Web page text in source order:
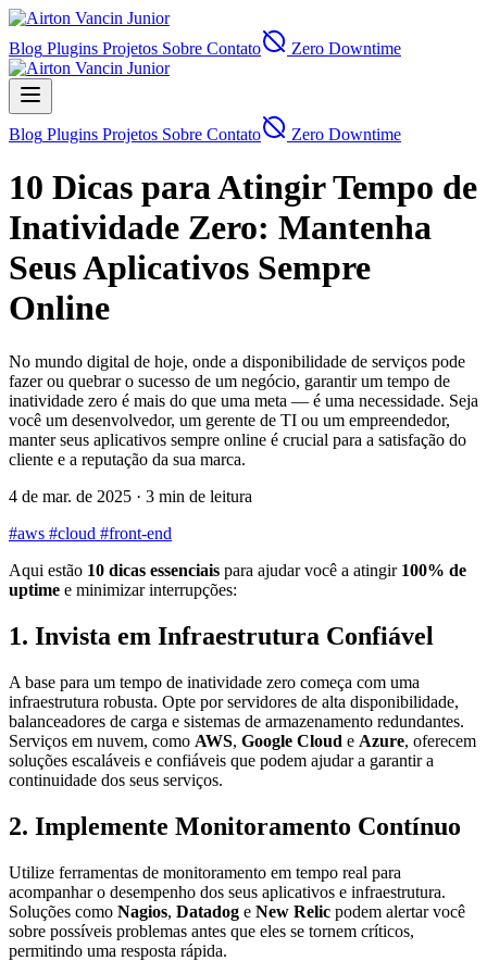
Blog Plugins Projetos Sobre Contato Zero Downtime
Blog Plugins Projetos Sobre Contato Zero Downtime
10 Dicas para Atingir Tempo de
Inatividade Zero: Mantenha
Seus Aplicativos Sempre
Online
No mundo digital de hoje, onde a disponibilidade de serviços pode
fazer ou quebrar o sucesso de um negócio, garantir um tempo de
inatividade zero é mais do que uma meta — é uma necessidade. Seja
você um desenvolvedor, um gerente de TI ou um empreendedor,
manter seus aplicativos sempre online é crucial para a satisfação do
cliente e a reputação da sua marca.
4 de mar. de 2025 · 3 min de leitura
#aws #cloud #front-end
Aqui estão 10 dicas essenciais para ajudar você a atingir 100% de
uptime e minimizar interrupções:
1. Invista em Infraestrutura Confiável
A base para um tempo de inatividade zero começa com uma
infraestrutura robusta. Opte por servidores de alta disponibilidade,
balanceadores de carga e sistemas de armazenamento redundantes.
Serviços em nuvem, como AWS, Google Cloud e Azure, oferecem
soluções escaláveis e confiáveis que podem ajudar a garantir a
continuidade dos seus serviços.
2. Implemente Monitoramento Contínuo
Utilize ferramentas de monitoramento em tempo real para
acompanhar o desempenho dos seus aplicativos e infraestrutura.
Soluções como Nagios, Datadog e New Relic podem alertar você
sobre possíveis problemas antes que eles se tornem críticos,
permitindo uma resposta rápida.